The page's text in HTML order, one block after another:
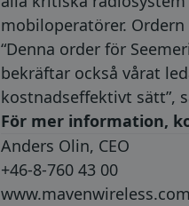
mobiloperatörer.
“Denna order för
bekräftar också vårat
kostnadseffektivt sätt”,
För mer information,
Anders Olin, CEO
+46-8-760 43 00
www.mavenwireless.com